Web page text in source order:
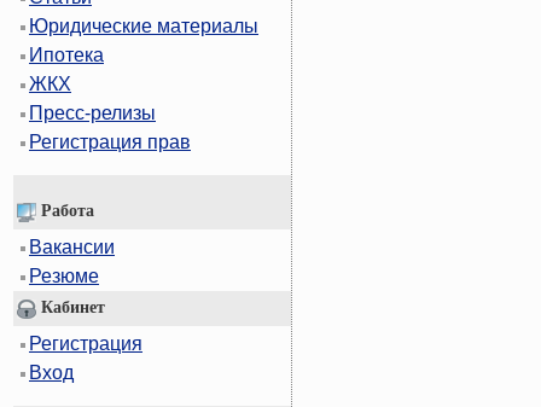
Юридические материалы
Ипотека
ЖКХ
Пресс-релизы
Регистрация прав
Работа
Вакансии
Резюме
Кабинет
Регистрация
Вход